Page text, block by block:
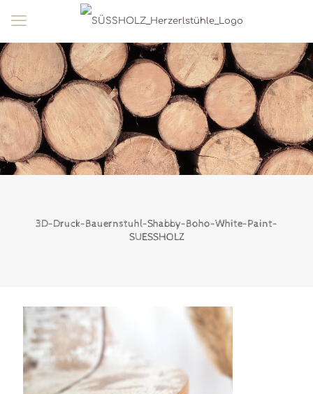
3D-Druck-Bauernstuhl-Shabby-Boho-White-Paint-
SUESSHOLZ